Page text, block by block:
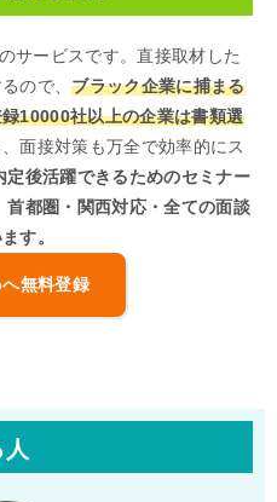
サービスです。直接取材した
ので、ブラック企業に捕まる
10000社以上の企業は書類選
面接対策も万全で効率的にス
定後活躍できるためのセミナー
首都圏・関西対応・全ての面談
す。
無料登録